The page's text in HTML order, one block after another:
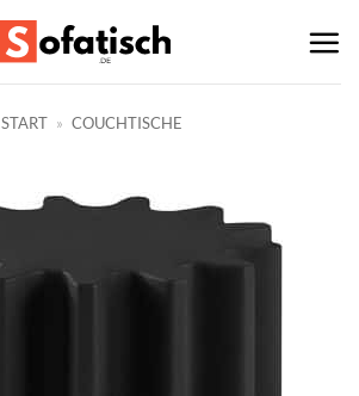
START » COUCHTISCHE